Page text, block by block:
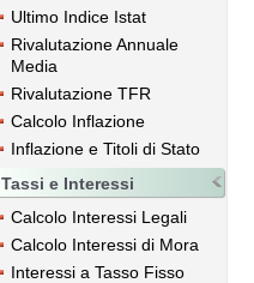
Ultimo Indice Istat
Rivalutazione Annuale
Media
Rivalutazione TFR
Calcolo Inflazione
Inflazione e Titoli di Stato
Tassi e Interessi
Calcolo Interessi Legali
Calcolo Interessi di Mora
Interessi a Tasso Fisso